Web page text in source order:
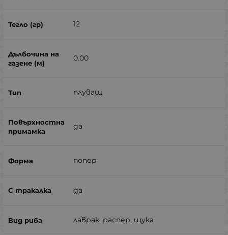
12
0.00
плуващ
да
попер
да
лаврак, распер, щука